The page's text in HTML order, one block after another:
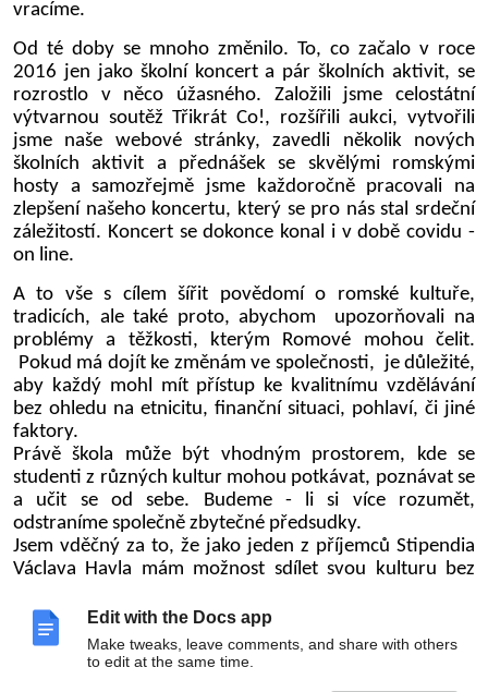
Edit with the Docs app
Make tweaks, leave comments, and share with others
to edit at the same time.
vracíme.
Od té doby se mnoho změnilo. To, co začalo v roce
2016 jen jako školní koncert a pár školních aktivit, se
rozrostlo v něco úžasného. Založili jsme celostátní
výtvarnou soutěž Třikrát Co!, rozšířili aukci, vytvořili
jsme naše webové stránky, zavedli několik nových
školních aktivit a přednášek se skvělými romskými
hosty a samozřejmě jsme každoročně pracovali na
zlepšení našeho koncertu, který se pro nás stal srdeční
záležitostí. Koncert se dokonce konal i v době covidu -
on line.
A to vše s cílem šířit povědomí o romské kultuře,
tradicích, ale také proto, abychom upozorňovali na
problémy a těžkosti, kterým Romové mohou čelit.
Pokud má dojít ke změnám ve společnosti, je důležité,
aby každý mohl mít přístup ke kvalitnímu vzdělávání
bez ohledu na etnicitu, finanční situaci, pohlaví, či jiné
faktory.
Právě škola může být vhodným prostorem, kde se
studenti z různých kultur mohou potkávat, poznávat se
a učit se od sebe. Budeme - li si více rozumět,
odstraníme společně zbytečné předsudky.
Jsem vděčný za to, že jako jeden z příjemců Stipendia
Václava Havla mám možnost sdílet svou kulturu bez
Chtěl bych všem poděkovat za to, že jste dnes přišli a
podpořili nás v našem úsilí. Přeji vám krásný hudební
zážitek a hodně štěstí v aukci!